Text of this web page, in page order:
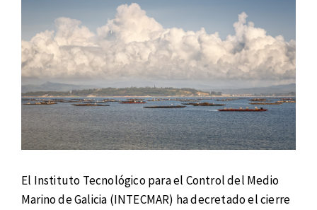
El Instituto Tecnológico para el Control del Medio
Marino de Galicia (INTECMAR) ha decretado el cierre